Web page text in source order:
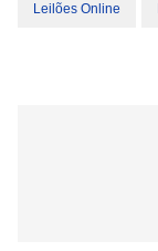
Leilões Online